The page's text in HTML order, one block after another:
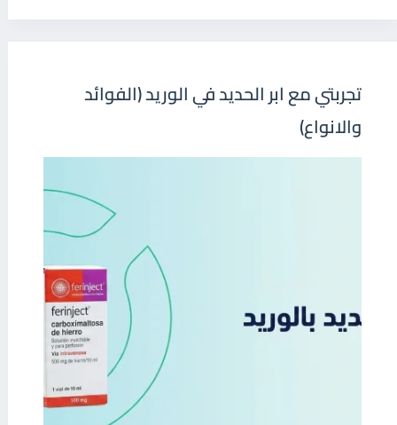
تجربتي مع ابر الحديد في الوريد (الفوائد
والانواع)